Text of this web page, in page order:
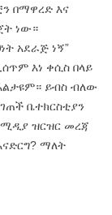
በማዋረድ እና
ነው።
አደራጅ ነኝ”
እነ ቀሲስ በላይ
ይብስ ብለው
ቤተክርስቲያን
ዝርዝር መረጃ
ማለት